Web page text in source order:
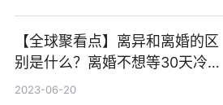
【全球聚看点】离异和离婚的区
别是什么？离婚不想等30天冷静
期怎么办？
2023-06-20